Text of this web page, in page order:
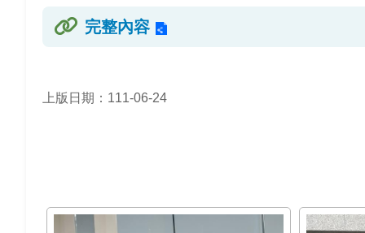
完整內容
上版日期：111-06-24